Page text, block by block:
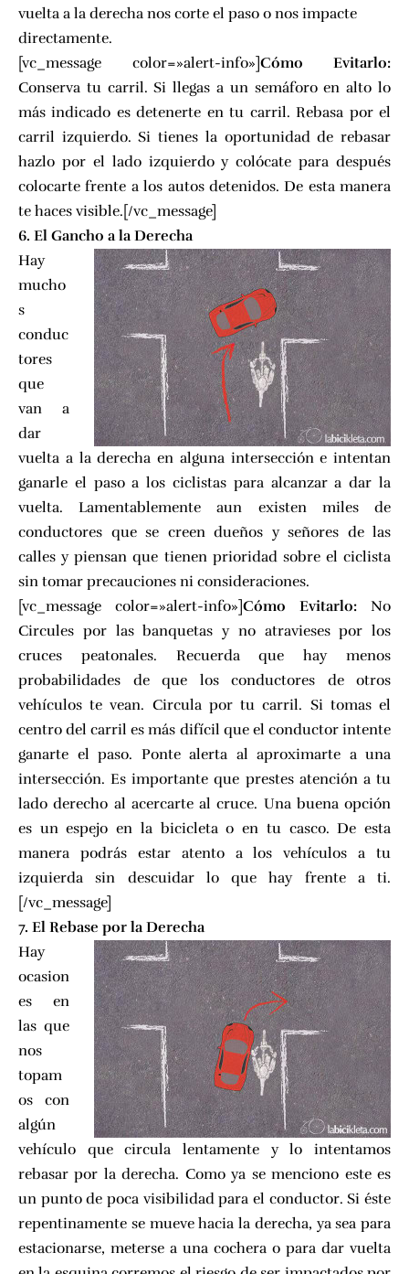
vuelta a la derecha nos corte el paso o nos impacte
directamente.
[vc_message color=»alert-info»]Cómo Evitarlo:
Conserva tu carril. Si llegas a un semáforo en alto lo
más indicado es detenerte en tu carril. Rebasa por el
carril izquierdo. Si tienes la oportunidad de rebasar
hazlo por el lado izquierdo y colócate para después
colocarte frente a los autos detenidos. De esta manera
te haces visible.[/vc_message]
6. El Gancho a la Derecha
Hay
mucho
s
conduc
tores
que
van a
dar
vuelta a la derecha en alguna intersección e intentan
ganarle el paso a los ciclistas para alcanzar a dar la
vuelta. Lamentablemente aun existen miles de
conductores que se creen dueños y señores de las
calles y piensan que tienen prioridad sobre el ciclista
sin tomar precauciones ni consideraciones.
[vc_message color=»alert-info»]Cómo Evitarlo: No
Circules por las banquetas y no atravieses por los
cruces peatonales. Recuerda que hay menos
probabilidades de que los conductores de otros
vehículos te vean. Circula por tu carril. Si tomas el
centro del carril es más difícil que el conductor intente
ganarte el paso. Ponte alerta al aproximarte a una
intersección. Es importante que prestes atención a tu
lado derecho al acercarte al cruce. Una buena opción
es un espejo en la bicicleta o en tu casco. De esta
manera podrás estar atento a los vehículos a tu
izquierda sin descuidar lo que hay frente a ti.
[/vc_message]
7. El Rebase por la Derecha
Hay
ocasion
es en
las que
nos
topam
os con
algún
vehículo que circula lentamente y lo intentamos
rebasar por la derecha. Como ya se menciono este es
un punto de poca visibilidad para el conductor. Si éste
repentinamente se mueve hacia la derecha, ya sea para
estacionarse, meterse a una cochera o para dar vuelta